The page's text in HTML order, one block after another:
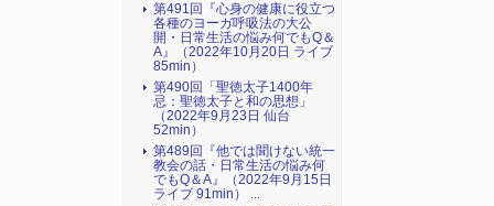
第491回『心身の健康に役立つ
各種のヨーガ呼吸法の大公
開・日常生活の悩み何でもQ＆
A』（2022年10月20日 ライブ
85min）
第490回「聖徳太子1400年
忌：聖徳太子と和の思想」
（2022年9月23日 仙台
52min）
第489回『他では聞けない統一
教会の話・日常生活の悩み何
でもQ＆A』（2022年9月15日
ライブ 91min） ...